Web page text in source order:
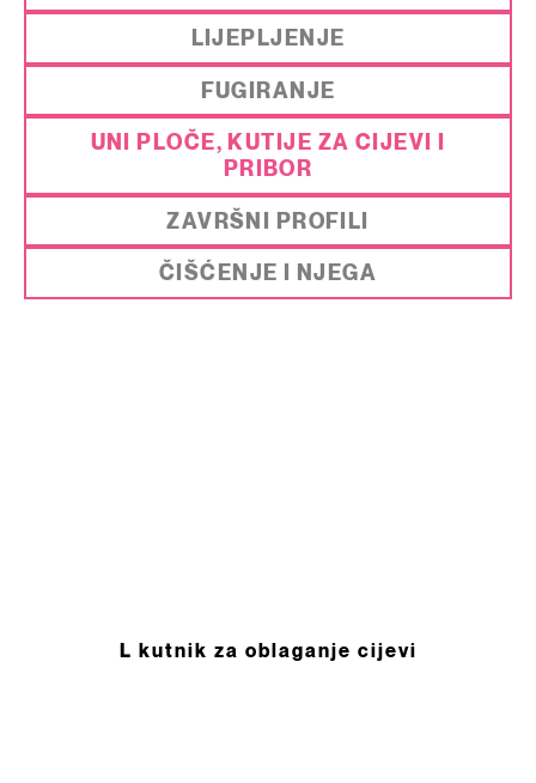
LIJEPLJENJE
FUGIRANJE
UNI PLOČE, KUTIJE ZA CIJEVI I
PRIBOR
ZAVRŠNI PROFILI
ČIŠĆENJE I NJEGA
L kutnik za oblaganje cijevi